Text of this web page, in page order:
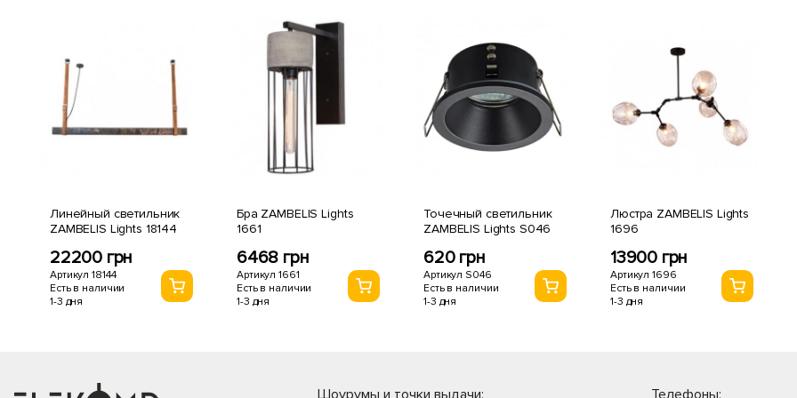
Линейный светильник
ZAMBELIS Lights 18144
22200 грн
Артикул 18144
Есть в наличии
1-3 дня
Бра ZAMBELIS Lights
1661
6468 грн
Артикул 1661
Есть в наличии
1-3 дня
Точечный светильник
ZAMBELIS Lights S046
620 грн
Артикул S046
Есть в наличии
1-3 дня
Люстра ZAMBELIS Lights
1696
13900 грн
Артикул 1696
Есть в наличии
1-3 дня